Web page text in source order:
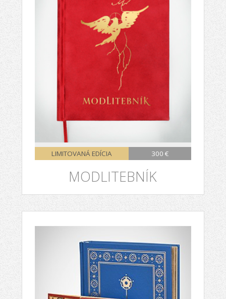
LIMITOVANÁ EDÍCIA 300 €
MODLITEBNÍK